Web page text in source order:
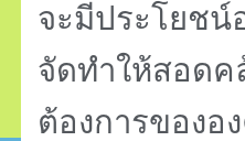
จะมีประโยช
จัดทำให้สอดค
ต้องการของอ